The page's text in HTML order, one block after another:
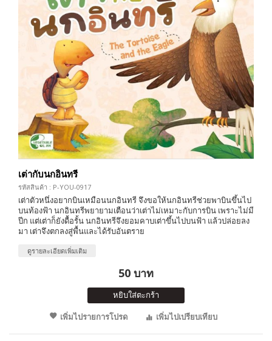
เต่ากับนกอินทรี
รหัสสินค้า : P-YOU-0917
เต่าตัวหนึ่งอยากบินเหมือนนกอินทรี จึงขอให้นกอินทรีช่วยพาบินขึ้นไป
บนท้องฟ้า นกอินทรีพยายามเตือนว่าเต่าไม่เหมาะกับการบิน เพราะไม่มี
ปีก แต่เต่าก็ยังดื้อรั้น นกอินทรีจึงยอมคาบเต่าขึ้นไปบนฟ้า แล้วปล่อยลง
มา เต่าจึงตกลงสู่พื้นและได้รับอันตราย
ดูรายละเอียดเพิ่มเติม
50 บาท
หยิบใส่ตะกร้า
เพิ่มไปรายการโปรด
เพิ่มไปเปรียบเทียบ